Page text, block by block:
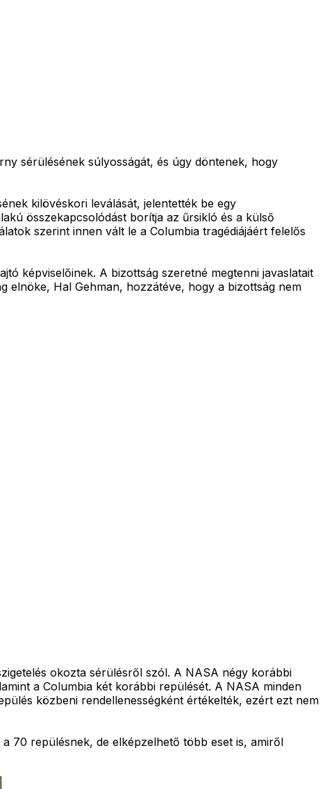
sérülésének súlyosságát, és úgy döntenek, hogy
kilövéskori leválását, jelentették be egy
összekapcsolódást borítja az űrsikló és a külső
szerint innen vált le a Columbia tragédiájáért felelős
képviselőinek. A bizottság szeretné megtenni javaslatait
elnöke, Hal Gehman, hozzátéve, hogy a bizottság nem
okozta sérülésről szól. A NASA négy korábbi
a Columbia két korábbi repülését. A NASA minden
közbeni rendellenességként értékelték, ezért ezt nem
70 repülésnek, de elképzelhető több eset is, amiről